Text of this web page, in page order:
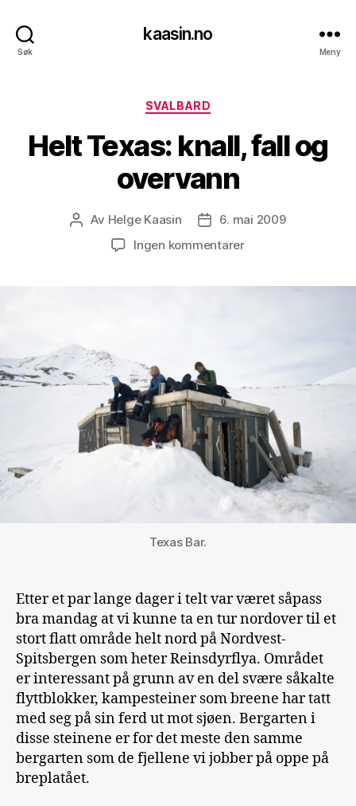
Søk
kaasin.no
Meny
Kategorier
SVALBARD
Helt Texas: knall, fall og
overvann
Innleggsforfatter
Av Helge Kaasin Publiseringsdato
6. mai 2009
Ingen kommentarertil
Texas Bar.
Etter et par lange dager i telt var været såpass
bra mandag at vi kunne ta en tur nordover til et
stort flatt område helt nord på Nordvest-
Spitsbergen som heter Reinsdyrflya. Området
er interessant på grunn av en del svære såkalte
flyttblokker, kampesteiner som breene har tatt
med seg på sin ferd ut mot sjøen. Bergarten i
disse steinene er for det meste den samme
bergarten som de fjellene vi jobber på oppe på
breplatået.